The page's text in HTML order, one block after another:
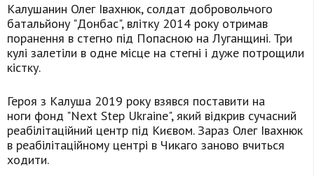
Калушанин Олег Івахнюк, солдат добровольчого
батальйону "Донбас", влітку 2014 року отримав
поранення в стегно під Попасною на Луганщині. Три
кулі залетіли в одне місце на стегні і дуже потрощили
кістку.
Героя з Калуша 2019 року взявся поставити на
ноги фонд "Next Step Ukraine", який відкрив сучасний
реабілітаційний центр під Києвом. Зараз Олег Івахнюк
в реабілітаційному центрі в Чикаго заново вчиться
ходити.